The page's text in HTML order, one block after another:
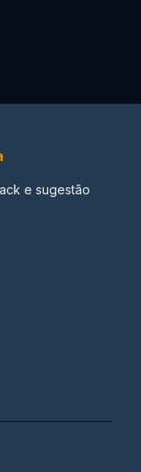
e sugestão